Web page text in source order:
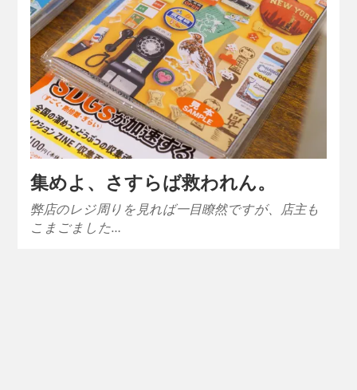
集めよ、さすらば救われん。
弊店のレジ周りを見れば一目瞭然ですが、店主も
こまごました…